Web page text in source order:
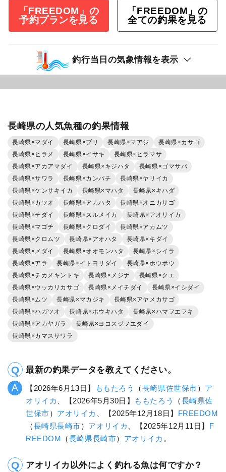
「FREEDOM」の
予約プランを見る
「FREEDOM」の
全ての釣果を見る
釣行当日の気象情報を表示
長崎県の人気魚種の釣果情報
長崎県×マダイ 長崎県×ブリ 長崎県×マアジ
長崎県×カサゴ
長崎県×ヒラメ
長崎県×イサキ
長崎県×ヒラマサ
長崎県×アカアマダイ
長崎県×キジハタ
長崎県×ゴマサバ
長崎県×サワラ
長崎県×カンパチ
長崎県×ヤリイカ
長崎県×ケンサキイカ
長崎県×マハタ
長崎県×キハダ
長崎県×カツオ
長崎県×アカハタ
長崎県×オニカサゴ
長崎県×チダイ
長崎県×スルメイカ
長崎県×アオリイカ
長崎県×マゴチ
長崎県×クロダイ
長崎県×アカムツ
長崎県×クロムツ
長崎県×アオハタ
長崎県×キダイ
長崎県×メダイ
長崎県×オオモンハタ
長崎県×シイラ
長崎県×アラ
長崎県×イトヨリダイ
長崎県×ホウボウ
長崎県×チカメキントキ
長崎県×メジナ
長崎県×クエ
長崎県×ウッカリカサゴ
長崎県×メイチダイ
長崎県×イシダイ
長崎県×ムツ
長崎県×マカジキ
長崎県×アヤメカサゴ
長崎県×ハガツオ
長崎県×ホウキハタ
長崎県×ハマフエフキ
長崎県×アカヤガラ
長崎県×ヨコスジフエダイ
長崎県×カマスサワラ
最新の釣果データを教えてください。
【2026年6月13日】 ももたろう （長崎県佐世保市） ア
オリイカ
、【2026年5月30日】 ももたろう （長崎県佐
世保市） アオリイカ 、【2025年12月18日】 FREEDOM
（長崎県長崎市） アオリイカ 、【2025年12月11日】 F
REEDOM （長崎県長崎市） アオリイカ 。
アオリイカ以外によく釣れる魚は何ですか？